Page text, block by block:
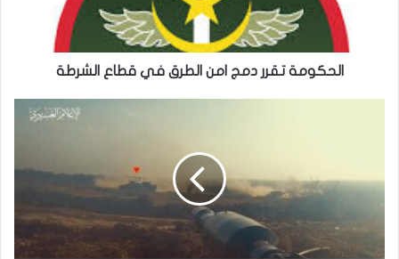
الحكومة تقرر دمج امن الطرق في قطاع الشرطة